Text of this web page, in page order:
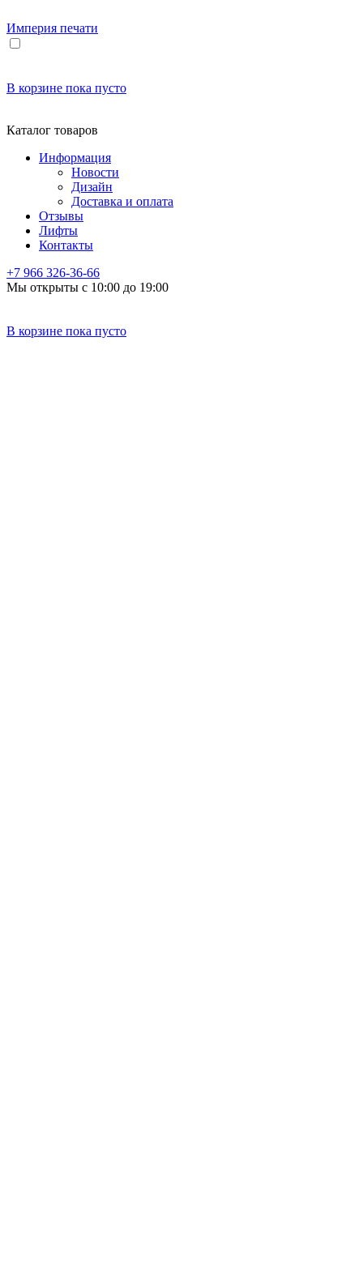
Империя печати
В корзине пока пусто
Каталог товаров
Информация
Новости
Дизайн
Доставка и оплата
Отзывы
Лифты
Контакты
+7 966 326-36-66
Мы открыты с 10:00 до 19:00
В корзине пока пусто